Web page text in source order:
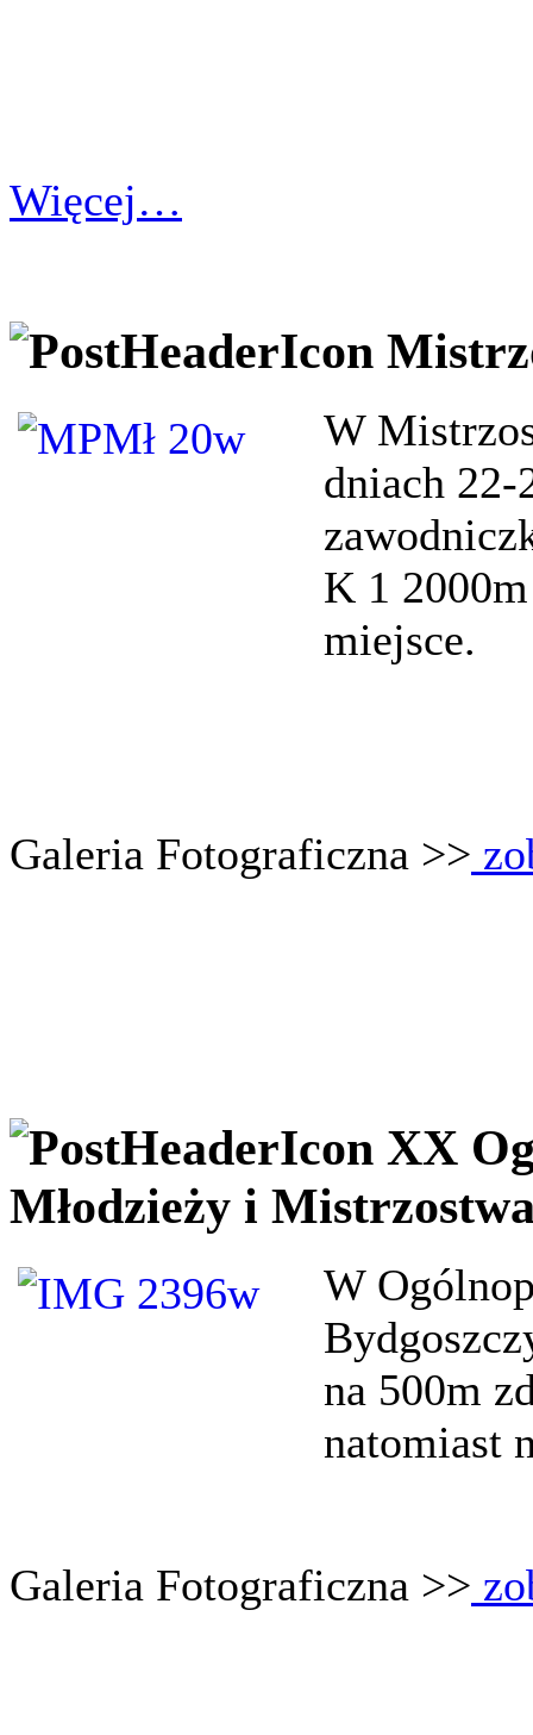
Więcej…
W
dniach 22-
K 1
miejsce.
Galeria Fotograficzna >>
XX
Młodzieży i
W Ogólno
na 500m
natomiast
Galeria Fotograficzna >>